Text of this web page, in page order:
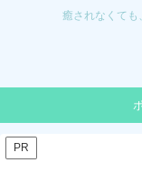
癒されなくても
PR